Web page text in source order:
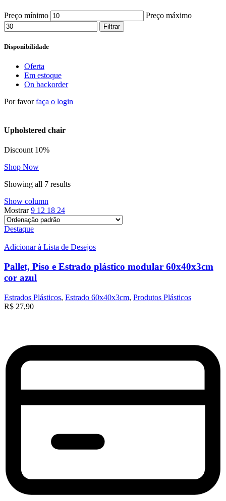
Preço mínimo Preço máximo
Filtrar
Disponibilidade
Oferta
Em estoque
On backorder
Por favorfaça o login
Upholstered chair
Discount 10%
Shop Now
Showing all 7 results
Show column
Mostrar9 12 18 24
Destaque
Adicionar à Lista de Desejos
Pallet, Piso e Estrado plástico modular 60x40x3cm
cor azul
Estrados Plásticos, Estrado 60x40x3cm, Produtos Plásticos
R$ 27,90